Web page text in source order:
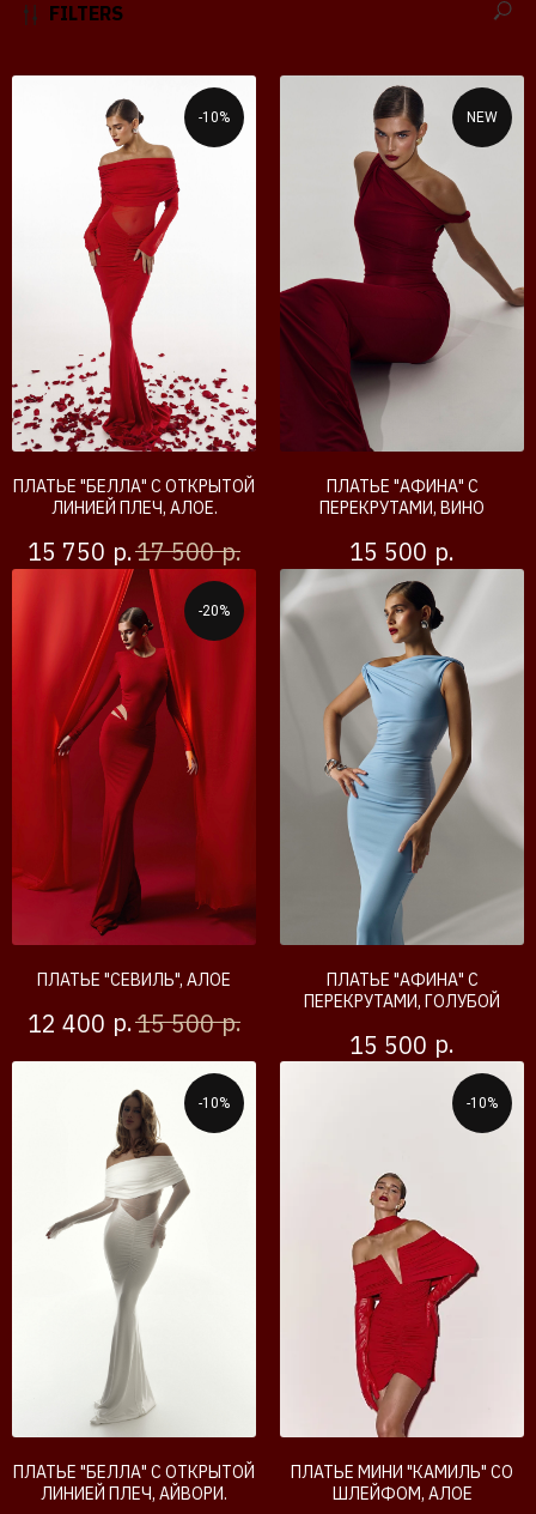
FILTERS
-10%
ПЛАТЬЕ "БЕЛЛА" С ОТКРЫТОЙ
ЛИНИЕЙ ПЛЕЧ, АЛОЕ.
15 750 р.17 500 р.
NEW
ПЛАТЬЕ "АФИНА" С
ПЕРЕКРУТАМИ, ВИНО
15 500 р.
-20%
ПЛАТЬЕ "СЕВИЛЬ", АЛОЕ
12 400 р.15 500 р.
ПЛАТЬЕ "АФИНА" С
ПЕРЕКРУТАМИ, ГОЛУБОЙ
15 500 р.
-10%
ПЛАТЬЕ "БЕЛЛА" С ОТКРЫТОЙ
ЛИНИЕЙ ПЛЕЧ, АЙВОРИ.
-10%
ПЛАТЬЕ МИНИ "КАМИЛЬ" СО
ШЛЕЙФОМ, АЛОЕ